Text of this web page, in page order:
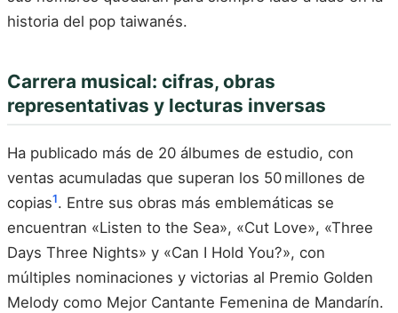
historia del pop taiwanés.
Carrera musical: cifras, obras
representativas y lecturas inversas
Ha publicado más de 20 álbumes de estudio, con
ventas acumuladas que superan los 50 millones de
copias1. Entre sus obras más emblemáticas se
encuentran «Listen to the Sea», «Cut Love», «Three
Days Three Nights» y «Can I Hold You?», con
múltiples nominaciones y victorias al Premio Golden
Melody como Mejor Cantante Femenina de Mandarín.